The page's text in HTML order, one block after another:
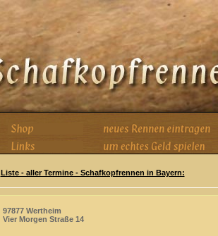
Liste - aller Termine - Schafkopfrennen in Bayern:
97877 Wertheim
Vier Morgen Straße 14